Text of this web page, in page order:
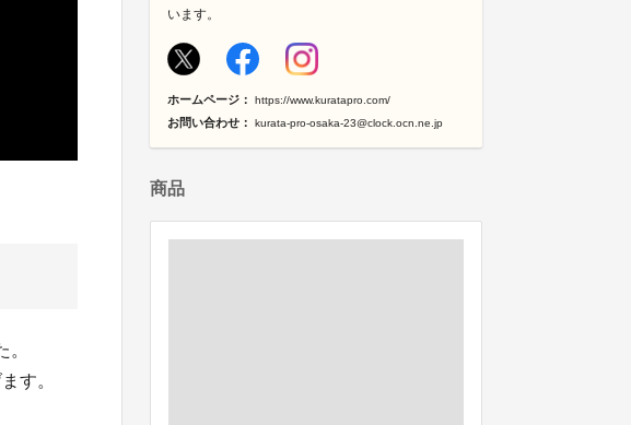
す。
います。
ホームページ： https://www.kuratapro.com/
お問い合わせ： kurata-pro-osaka-23@clock.ocn.ne.jp
商品